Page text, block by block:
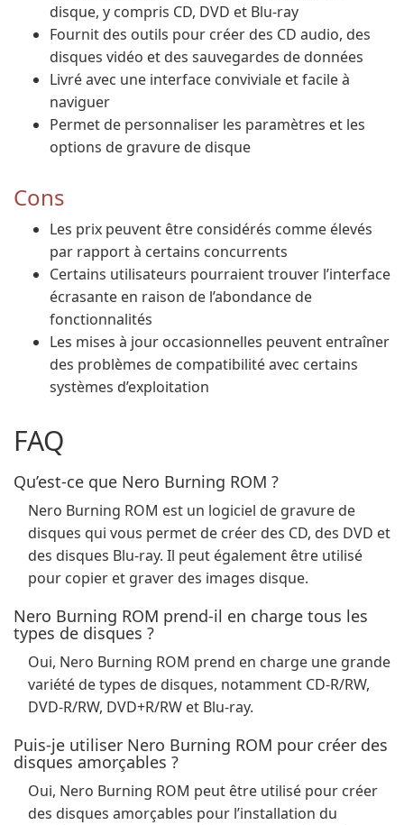
disque, y compris CD, DVD et Blu-ray
Fournit des outils pour créer des CD audio, des
disques vidéo et des sauvegardes de données
Livré avec une interface conviviale et facile à
naviguer
Permet de personnaliser les paramètres et les
options de gravure de disque
Cons
Les prix peuvent être considérés comme élevés
par rapport à certains concurrents
Certains utilisateurs pourraient trouver l’interface
écrasante en raison de l’abondance de
fonctionnalités
Les mises à jour occasionnelles peuvent entraîner
des problèmes de compatibilité avec certains
systèmes d’exploitation
FAQ
Qu’est-ce que Nero Burning ROM ?
Nero Burning ROM est un logiciel de gravure de
disques qui vous permet de créer des CD, des DVD et
des disques Blu-ray. Il peut également être utilisé
pour copier et graver des images disque.
Nero Burning ROM prend-il en charge tous les
types de disques ?
Oui, Nero Burning ROM prend en charge une grande
variété de types de disques, notamment CD-R/RW,
DVD-R/RW, DVD+R/RW et Blu-ray.
Puis-je utiliser Nero Burning ROM pour créer des
disques amorçables ?
Oui, Nero Burning ROM peut être utilisé pour créer
des disques amorçables pour l’installation du